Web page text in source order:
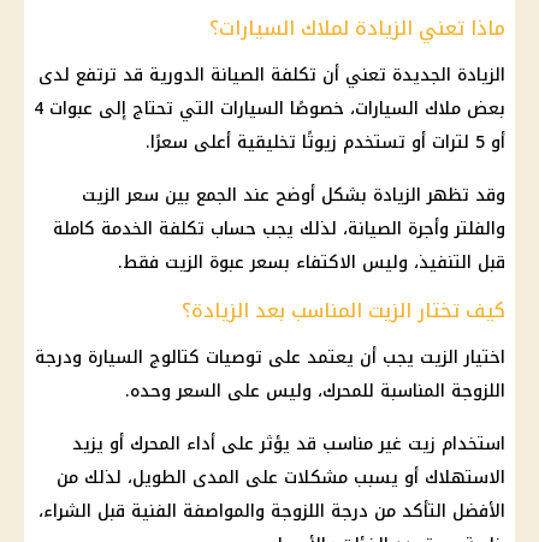
ماذا تعني الزيادة لملاك السيارات؟
الزيادة الجديدة تعني أن تكلفة الصيانة الدورية قد ترتفع لدى
بعض ملاك السيارات، خصوصًا السيارات
التي تحتاج إلى عبوات 4
أو 5 لترات أو تستخدم زيوتًا تخليقية أعلى سعرًا.
وقد تظهر الزيادة بشكل أوضح عند الجمع بين سعر الزيت
والفلتر وأجرة الصيانة، لذلك يجب حساب تكلفة الخدمة كاملة
قبل التنفيذ، وليس الاكتفاء بسعر عبوة الزيت فقط.
كيف تختار الزيت المناسب بعد الزيادة؟
اختيار الزيت يجب أن يعتمد على توصيات كتالوج السيارة ودرجة
اللزوجة المناسبة للمحرك، وليس على السعر وحده.
استخدام زيت غير مناسب قد يؤثر على أداء المحرك أو يزيد
الاستهلاك أو يسبب مشكلات على المدى الطويل، لذلك من
الأفضل التأكد من درجة اللزوجة والمواصفة الفنية قبل الشراء،